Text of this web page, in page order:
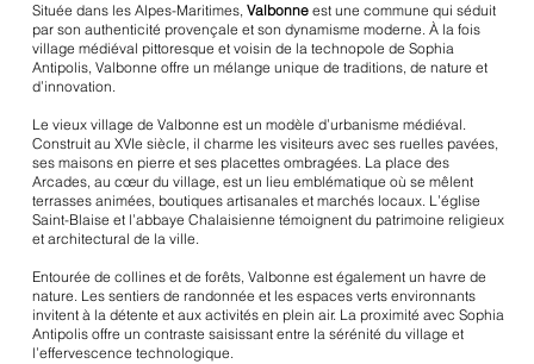
Située dans les Alpes-Maritimes,Valbonne est une commune qui séduit
par son authenticité provençale et son dynamisme moderne. À la fois
village médiéval pittoresque et voisin de la technopole de Sophia
Antipolis, Valbonne offre un mélange unique de traditions, de nature et
d’innovation.
Le vieux village de Valbonne est un modèle d’urbanisme médiéval.
Construit au XVIe siècle, il charme les visiteurs avec ses ruelles pavées,
ses maisons en pierre et ses placettes ombragées. La place des
Arcades, au cœur du village, est un lieu emblématique où se mêlent
terrasses animées, boutiques artisanales et marchés locaux. L’église
Saint-Blaise et l’abbaye Chalaisienne témoignent du patrimoine religieux
et architectural de la ville.
Entourée de collines et de forêts, Valbonne est également un havre de
nature. Les sentiers de randonnée et les espaces verts environnants
invitent à la détente et aux activités en plein air. La proximité avec Sophia
Antipolis offre un contraste saisissant entre la sérénité du village et
l’effervescence technologique.